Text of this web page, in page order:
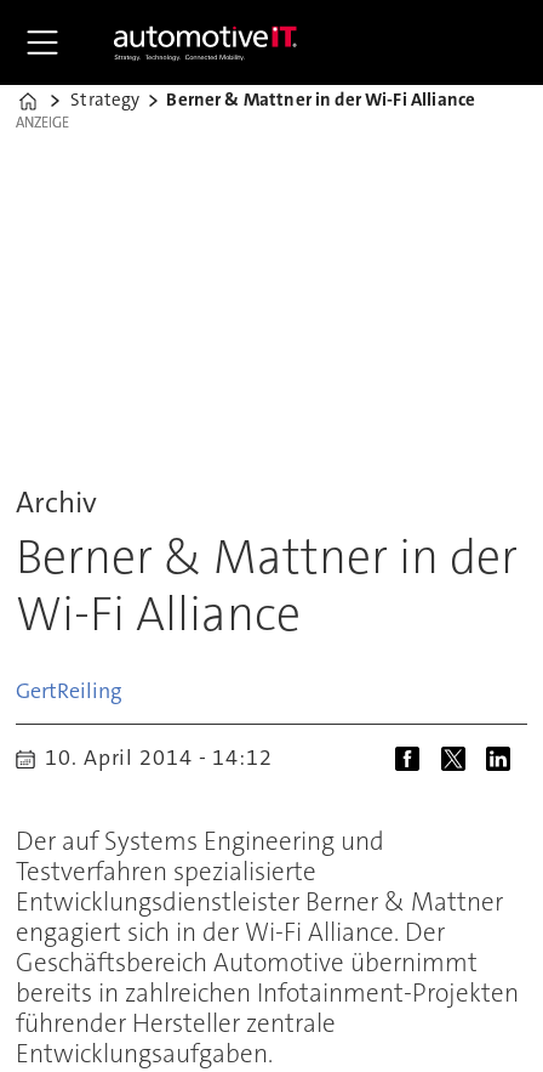
Home
Strategy Berner & Mattner in der Wi-Fi Alliance
ANZEIGE
ANZEIGE
Archiv
Berner & Mattner in der
Wi-Fi Alliance
GertReiling
10. April 2014 - 14:12
Der auf Systems Engineering und
Testverfahren spezialisierte
Entwicklungsdienstleister Berner & Mattner
engagiert sich in der Wi-Fi Alliance. Der
Geschäftsbereich Automotive übernimmt
bereits in zahlreichen Infotainment-Projekten
führender Hersteller zentrale
Entwicklungsaufgaben.